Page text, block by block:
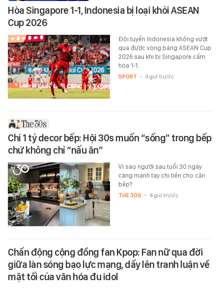
Hòa Singapore 1-1, Indonesia bị loại khỏi ASEAN
Cup 2026
Đội tuyển Indonesia không vượt
qua được vòng bảng ASEAN Cup
2026 sau khi bị Singapore cầm
hòa 1-1.
SPORT - 4 giờ trước
Chi 1 tỷ decor bếp: Hội 30s muốn “sống” trong bếp
chứ không chỉ “nấu ăn”
Vì sao người sau tuổi 30 ngày
càng mạnh tay chi tiền cho căn
bếp?
THE 30S - 4 giờ trước
Chấn động cộng đồng fan Kpop: Fan nữ qua đời
giữa làn sóng bạo lực mạng, dấy lên tranh luận về
mặt tối của văn hóa đu idol